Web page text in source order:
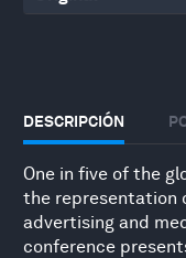
DESCRIPCIÓN
One in five of the
the representation
advertising and
conference